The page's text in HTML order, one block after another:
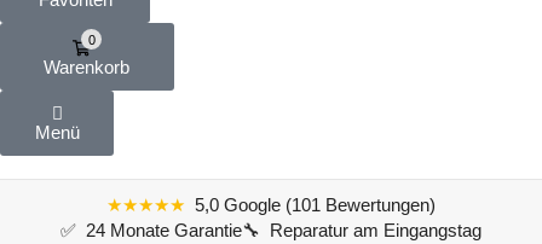
0
Warenkorb
Menü
★★★★★ 5,0 Google (101 Bewertungen)
✅ 24 Monate Garantie🔧 Reparatur am Eingangstag